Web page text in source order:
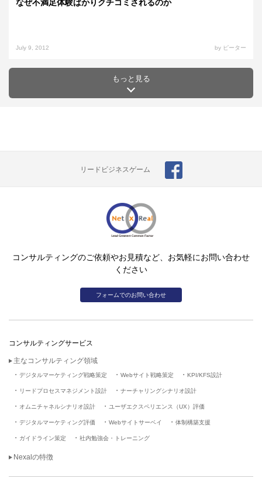
なぜ不満足体験ばかりクチコミされるのか
July 9, 2012 by ピーター
もっと見る
リードビジネスゲーム
コンサルティングのご依頼やお見積など、お気軽にお問い合わせ
ください
フォームでのお問い合わせ
コンサルティングサービス
主なコンサルティング領域
デジタルマーケティング戦略策定 Webサイト戦略策定 KPI/KFS設計
リードプロセスマネジメント設計 ナーチャリングシナリオ設計
オムニチャネルシナリオ設計 ユーザエクスペリエンス（UX）評価
デジタルマーケティング評価 Webサイトサーベイ 体制構築支援
ガイドライン策定 社内勉強会・トレーニング
Nexalの特徴